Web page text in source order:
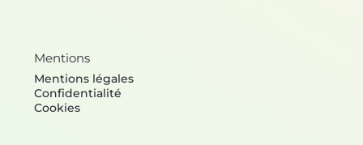
Mentions
Mentions légales
Confidentialité
Cookies